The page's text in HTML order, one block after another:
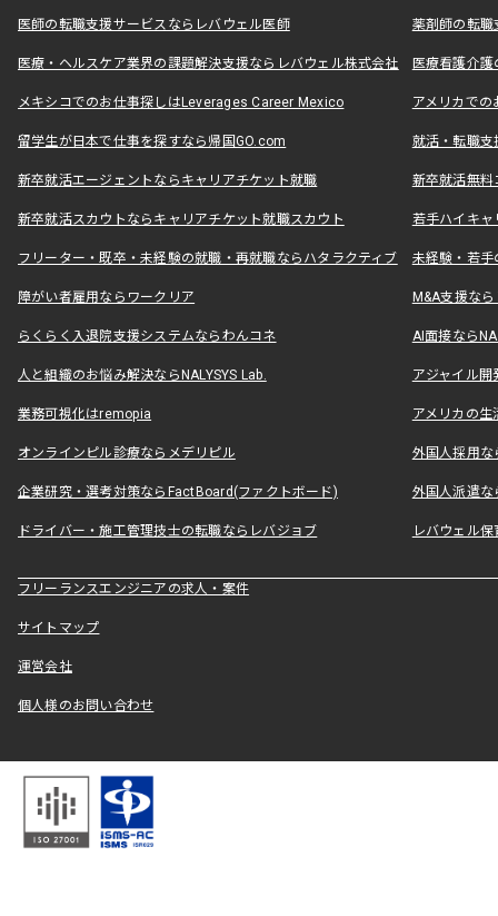
医師の転職支援サービスならレバウェル医師 薬剤師の転
医療・ヘルスケア業界の課題解決支援ならレバウェル株式会社 医療看護介
メキシコでのお仕事探しはLeverages Career Mexico アメリカで
留学生が日本で仕事を探すなら帰国GO.com 就活・転職
新卒就活エージェントならキャリアチケット就職 新卒就活無料
新卒就活スカウトならキャリアチケット就職スカウト 若手ハイキ
フリーター・既卒・未経験の就職・再就職ならハタラクティブ 未経験・若手
障がい者雇用ならワークリア M&A支援な
らくらく入退院支援システムならわんコネ AI面接なら
人と組織のお悩み解決ならNALYSYS Lab. アジャイル
業務可視化はremopia アメリカの
オンラインピル診療ならメデリピル 外国人採用
企業研究・選考対策ならFactBoard(ファクトボード) 外国人派遣な
ドライバー・施工管理技士の転職ならレバジョブ レバウェル
フリーランスエンジニアの求人・案件
サイトマップ
運営会社
個人様のお問い合わせ